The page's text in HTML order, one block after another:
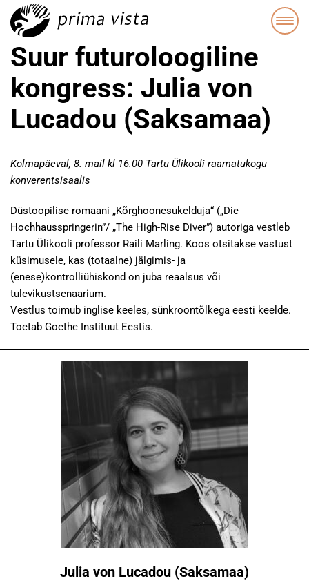
Suur futuroloogiline
kongress: Julia von
Lucadou (Saksamaa)
Kolmapäeval, 8. mail kl 16.00 Tartu Ülikooli raamatukogu
konverentsisaalis
Düstoopilise romaani „Kõrghoonesukelduja“ („Die
Hochhausspringerin”/ „The High-Rise Diver”) autoriga vestleb
Tartu Ülikooli professor Raili Marling. Koos otsitakse vastust
küsimusele, kas (totaalne) jälgimis- ja
(enese)kontrolliühiskond on juba reaalsus või
tulevikustsenaarium.
Vestlus toimub inglise keeles, sünkroontõlkega eesti keelde.
Toetab Goethe Instituut Eestis.
Julia von Lucadou (Saksamaa)